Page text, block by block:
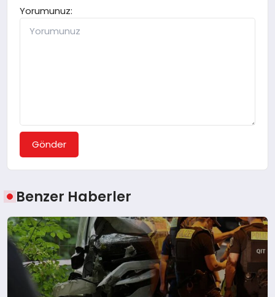
Yorumunuz:
Gönder
Benzer Haberler